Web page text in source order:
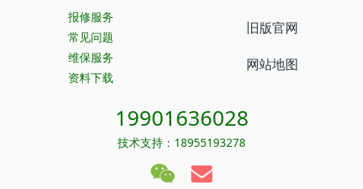
报修服务
常见问题
维保服务
资料下载
旧版官网
网站地图
19901636028
技术支持：18955193278